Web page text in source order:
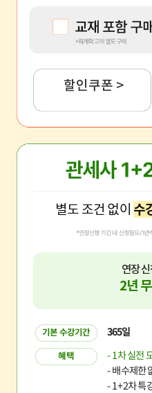
별도 조건 없이 수
연장
2년
기본 수강기간 365일
혜택
- 1차 실전
- 배수제한
- 1+2차 특
할인쿠폰 >